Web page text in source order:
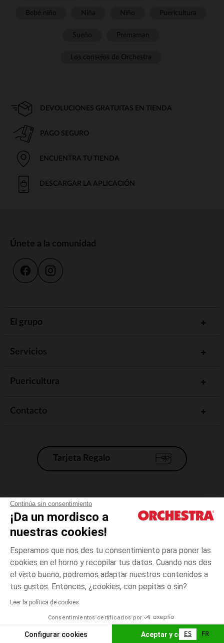
Continúa sin consentimiento
¡Da un mordisco a
nuestras cookies!
Esperamos que nos des tu consentimiento para poner las
cookies en el horno y recopilar tus datos. Cuando nos des
el visto bueno, podremos adaptar nuestros contenidos a
tus gustos. Entonces, ¿cookies, con pepitas o sin?
Leer la política de cookies
Consentimientos certificados por
Configurar cookies Aceptar y cerrar
3
El pago medidante
AÑADIR A LA CESTA
DEVOLUCIONES GRATUITAS EN TIENDA
PAGO SEGURO
ENCUENTRA TU TIENDA
DESCARGAR LA APLICACIÓN
Únete a la comunidad
El grupo
Servicios
Puericultura
Contacto
Tarjeta Regalo
Condiciones generales de venta
Aviso Legal
*Condiciones de las ofertas actuales
Gestión de las cookies
Accesibilidad: no conforme
Orchestra adhiere al código de ética de la Federación Francesa de comercio
electrónico y venta a distancia (FEVAD) y al sistema de mediación de
ES FR